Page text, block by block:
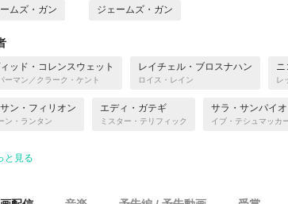
ムズ・ガン ジェームズ・ガン
ッド・コレンスウェット
ーマン／クラーク・ケント
レイチェル・ブロスナハン
ロイス・レイン
ニ
レ
ン・フィリオン
ン・ランタン
エディ・ガテギ
ミスター・テリフィック
サラ・サンパイオ
イブ・テシュマッカ
と見る